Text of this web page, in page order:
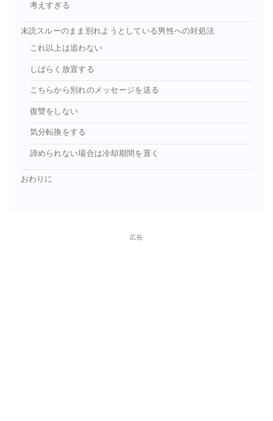
考えすぎる
未読スルーのまま別れようとしている男性への対処法
これ以上は追わない
しばらく放置する
こちらから別れのメッセージを送る
復讐をしない
気分転換をする
諦められない場合は冷却期間を置く
おわりに
広告